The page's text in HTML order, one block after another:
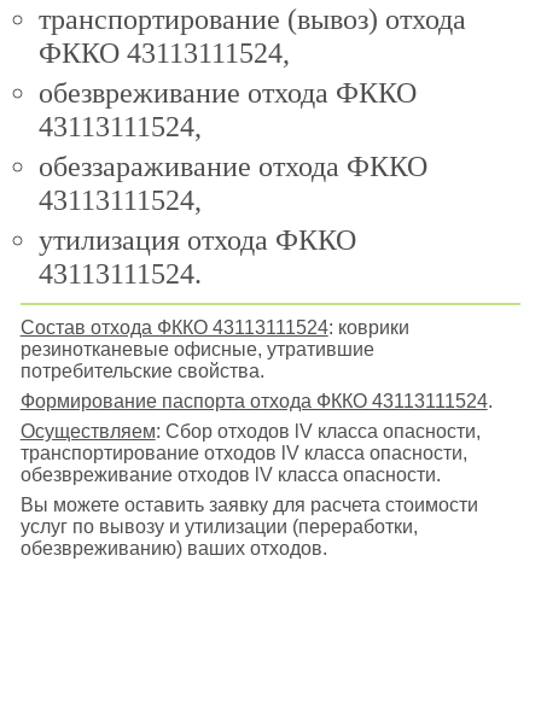
транспортирование (вывоз) отхода
ФККО 43113111524,
обезвреживание отхода ФККО
43113111524,
обеззараживание отхода ФККО
43113111524,
утилизация отхода ФККО
43113111524.
Состав отхода ФККО 43113111524: коврики
резинотканевые офисные, утратившие
потребительские свойства.
Формирование паспорта отхода ФККО 43113111524.
Осуществляем: Сбор отходов lV класса опасности,
транспортирование отходов lV класса опасности,
обезвреживание отходов lV класса опасности.
Вы можете оставить заявку для расчета стоимости
услуг по вывозу и утилизации (переработки,
обезвреживанию) ваших отходов.